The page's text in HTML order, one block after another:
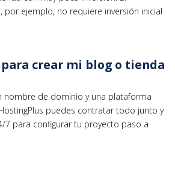
por ejemplo, no requiere inversión inicial
para crear mi blog o tienda
nombre de dominio y una plataforma
puedes contratar todo junto y
7 para configurar tu proyecto paso a